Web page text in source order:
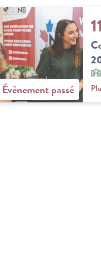
Évènement passé